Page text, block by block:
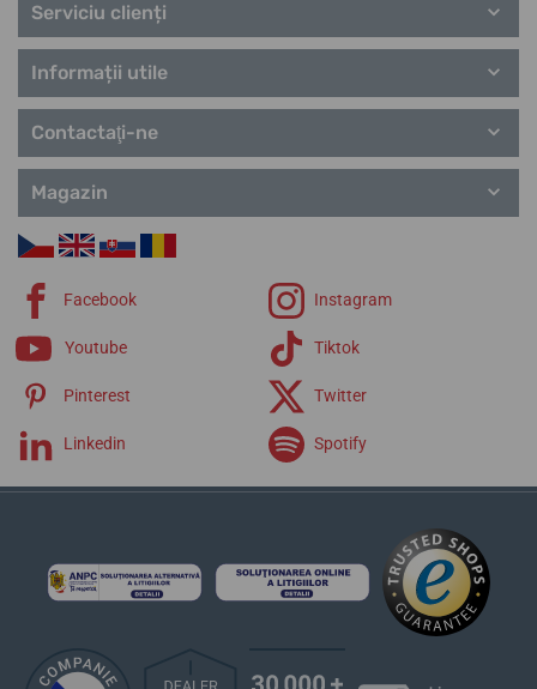
Serviciu clienți
Informații utile
Contactaţi-ne
Magazin
Facebook Instagram
Youtube Tiktok
Pinterest Twitter
Linkedin Spotify